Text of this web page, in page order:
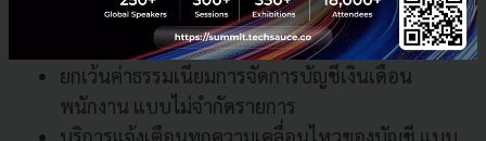
โอนเงินระหว่างธนาคารโดยไม่มีค่าใช้จ่าย (เฉพาะ
รายการโอนล่วงหน้า)
ยกเว้นค่าธรรมเนียมการจัดการบัญชีเงินเดือน
พนักงาน แบบไม่จำกัดรายการ
บริการแจ้งเตือนทุกความเคลื่อนไหวของบัญชี แบบ